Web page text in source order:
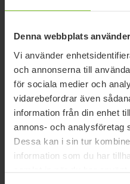
Denna webbplats
Vi använder
och annonserna till
för sociala medier och
vidarebefordrar även
information från din enhet
annons- och analysföretag
Dessa kan i sin tur
information som du har